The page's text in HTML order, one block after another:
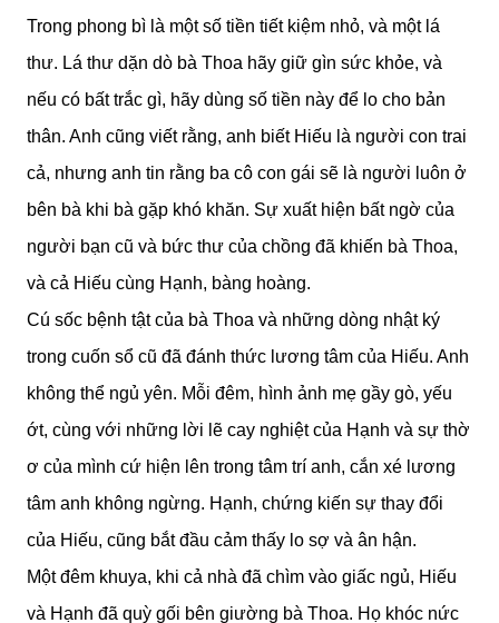
Trong phong bì là một số tiền tiết kiệm nhỏ, và một lá
thư. Lá thư dặn dò bà Thoa hãy giữ gìn sức khỏe, và
nếu có bất trắc gì, hãy dùng số tiền này để lo cho bản
thân. Anh cũng viết rằng, anh biết Hiếu là người con trai
cả, nhưng anh tin rằng ba cô con gái sẽ là người luôn ở
bên bà khi bà gặp khó khăn. Sự xuất hiện bất ngờ của
người bạn cũ và bức thư của chồng đã khiến bà Thoa,
và cả Hiếu cùng Hạnh, bàng hoàng.
Cú sốc bệnh tật của bà Thoa và những dòng nhật ký
trong cuốn sổ cũ đã đánh thức lương tâm của Hiếu. Anh
không thể ngủ yên. Mỗi đêm, hình ảnh mẹ gầy gò, yếu
ớt, cùng với những lời lẽ cay nghiệt của Hạnh và sự thờ
ơ của mình cứ hiện lên trong tâm trí anh, cắn xé lương
tâm anh không ngừng. Hạnh, chứng kiến sự thay đổi
của Hiếu, cũng bắt đầu cảm thấy lo sợ và ân hận.
Một đêm khuya, khi cả nhà đã chìm vào giấc ngủ, Hiếu
và Hạnh đã quỳ gối bên giường bà Thoa. Họ khóc nức